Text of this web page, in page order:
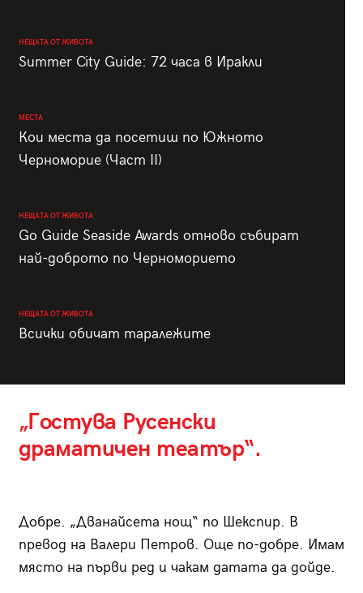
НЕЩАТА ОТ ЖИВОТА
Summer City Guide: 72 часа в Иракли
МЕСТА
Кои места да посетиш по Южното
Черноморие (Част II)
НЕЩАТА ОТ ЖИВОТА
Go Guide Seaside Awards отново събират
най-доброто по Черноморието
НЕЩАТА ОТ ЖИВОТА
Всички обичат таралежите
„Гостува Русенски
драматичен театър“.
Добре. „Дванайсета нощ“ по Шекспир. В
превод на Валери Петров. Още по-добре. Имам
място на първи ред и чакам датата да дойде.